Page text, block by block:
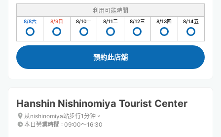
利用可能時間
8/8六 8/9日 8/10一 8/11二 8/12三 8/13四 8/14五
預約此店舖
Hanshin Nishinomiya Tourist Center
从nishinomiya站步行1分钟。
本日營業時間 : 09:00〜16:30